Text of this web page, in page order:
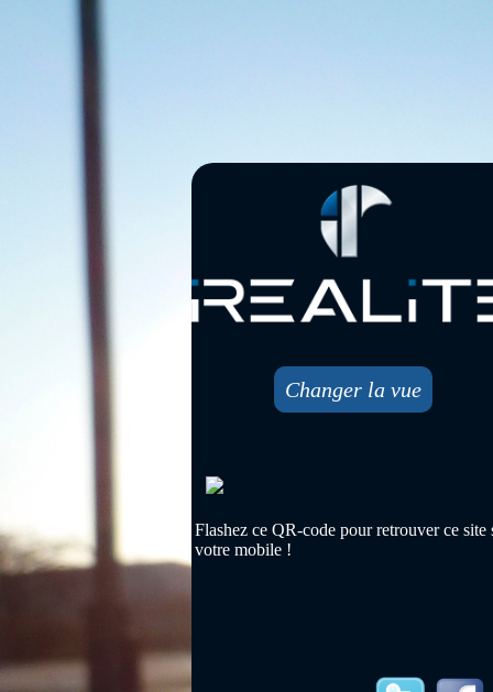
Changer la vue
Flashez ce QR-code pour retrouver ce site
votre mobile !